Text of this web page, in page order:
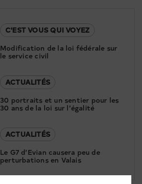
C'EST VOUS QUI VOYEZ
Modification de la loi fédérale sur
le service civil
ACTUALITÉS
30 portraits et un sentier pour les
30 ans de la loi sur l’égalité
ACTUALITÉS
Le G7 d’Evian causera peu de
perturbations en Valais